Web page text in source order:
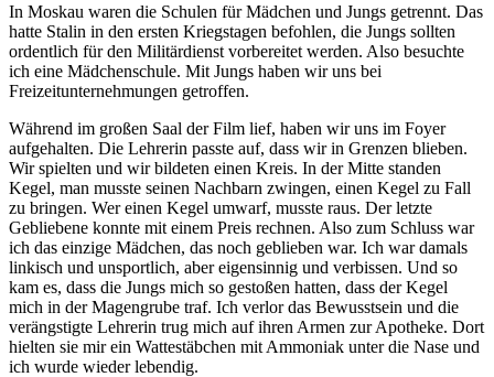
In Moskau waren die Schulen für Mädchen und Jungs getrennt. Das
hatte Stalin in den ersten Kriegstagen befohlen, die Jungs sollten
ordentlich für den Militärdienst vorbereitet werden. Also besuchte
ich eine Mädchenschule. Mit Jungs haben wir uns bei
Freizeitunternehmungen getroffen.
Während im großen Saal der Film lief, haben wir uns im Foyer
aufgehalten. Die Lehrerin passte auf, dass wir in Grenzen blieben.
Wir spielten und wir bildeten einen Kreis. In der Mitte standen
Kegel, man musste seinen Nachbarn zwingen, einen Kegel zu Fall
zu bringen. Wer einen Kegel umwarf, musste raus. Der letzte
Gebliebene konnte mit einem Preis rechnen. Also zum Schluss war
ich das einzige Mädchen, das noch geblieben war. Ich war damals
linkisch und unsportlich, aber eigensinnig und verbissen. Und so
kam es, dass die Jungs mich so gestoßen hatten, dass der Kegel
mich in der Magengrube traf. Ich verlor das Bewusstsein und die
verängstigte Lehrerin trug mich auf ihren Armen zur Apotheke. Dort
hielten sie mir ein Wattestäbchen mit Ammoniak unter die Nase und
ich wurde wieder lebendig.